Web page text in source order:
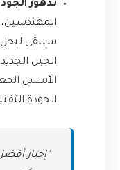
تدهور
المهندسين،
سيبقى
الجيل
الأسس
الجودة
“إجبار